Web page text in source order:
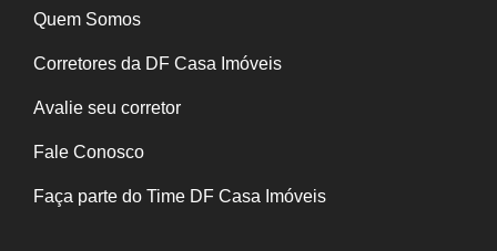
Quem Somos
Corretores da DF Casa Imóveis
Avalie seu corretor
Fale Conosco
Faça parte do Time DF Casa Imóveis